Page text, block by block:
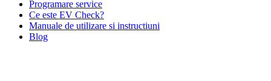
Programare service
Ce este EV Check?
Manuale de utilizare si instructiuni
Blog